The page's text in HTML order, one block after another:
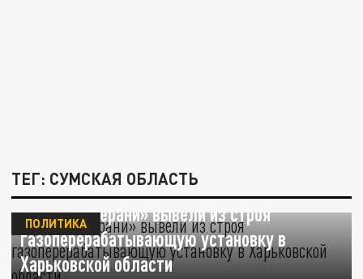
ТЕГ: СУМСКАЯ ОБЛАСТЬ
Русские «Герани» вывели из строя
газоперерабатывающую установку в
Харьковской области
ПОЛИТИКА